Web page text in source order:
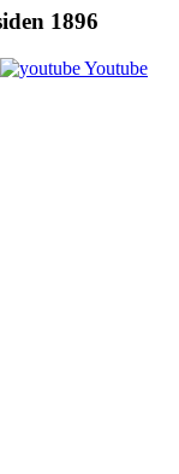
1896
Youtube